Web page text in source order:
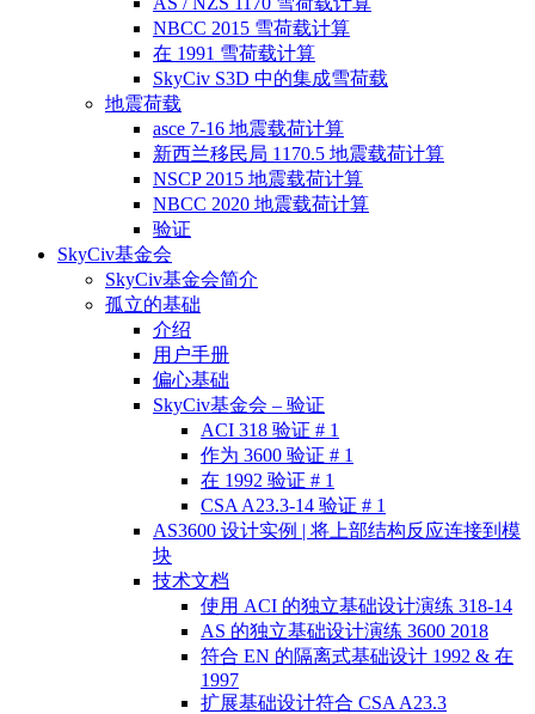
NBCC 2015 雪荷载计算
在 1991 雪荷载计算
SkyCiv S3D 中的集成雪荷载
地震荷载
asce 7-16 地震载荷计算
新西兰移民局 1170.5 地震载荷计算
NSCP 2015 地震载荷计算
NBCC 2020 地震载荷计算
验证
SkyCiv基金会
SkyCiv基金会简介
孤立的基础
介绍
用户手册
偏心基础
SkyCiv基金会 – 验证
ACI 318 验证 # 1
作为 3600 验证 # 1
在 1992 验证 # 1
CSA A23.3-14 验证 # 1
AS3600 设计实例 | 将上部结构反应连接到模
块
技术文档
使用 ACI 的独立基础设计演练 318-14
AS 的独立基础设计演练 3600 2018
符合 EN 的隔离式基础设计 1992 & 在
1997
扩展基础设计符合 CSA A23.3